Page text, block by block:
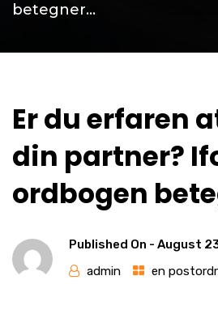
betegner…
Er du erfaren
din partner?
ordbogen
Published On - August
admin
en